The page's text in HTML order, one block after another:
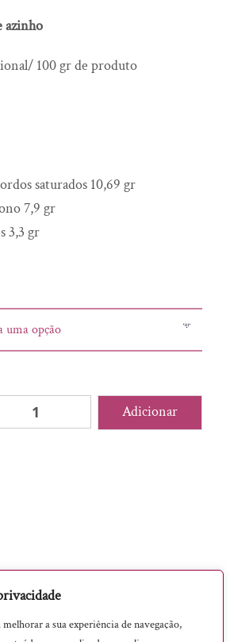
a sua experiência de navegação,
azinho
100 gr de produto
saturados 10,69 gr
7,9 gr
3,3 gr
Adicionar